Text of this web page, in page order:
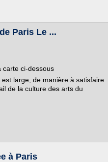
Paris Le ...
carte ci-dessous
large, de manière à satisfaire
de la culture des arts du
à Paris